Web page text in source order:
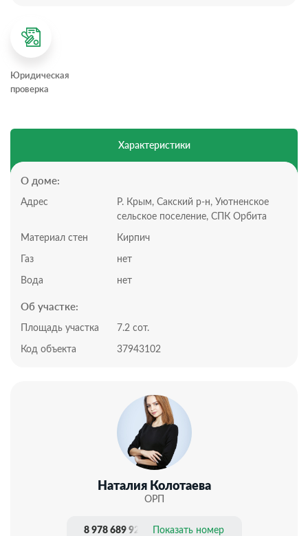
Планировка гостиницы:
4 комнаты,
8 гостевых номеров.
В каждом номере санузел, кондиционер и есть
Удобные подъездные пути
Позвоните нам, чтобы назначить просмотр!
Инфраструктура:
пешей доступности находится вся необходимая
Документы РФ. Проверены юристами и готовы к
Подходит для наличного расчета и под ипотеку.
Профессиональное сопровождение до получения
Добавьте предложение в закладки, чтобы не
Юридическая
проверка
Характеристики
О доме:
Адрес
Р. Крым, Сакский р-н, Уютненское
сельское поселение, СПК Орбита
Материал стен Кирпич
Газ нет
Вода нет
Об участке:
Площадь участка 7.2 сот.
Код объекта 37943102
Наталия Колотаева
ОРП
8 978 689 92 14 Показать номер